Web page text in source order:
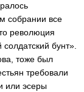
собрании все
революция
бунт».
тоже был
требовали
или эсеры